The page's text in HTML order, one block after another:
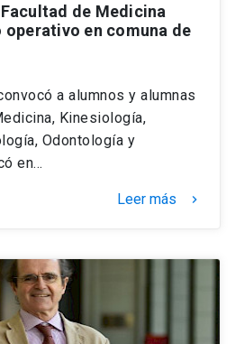
de Medicina
en comuna de
a alumnos y alumnas
Kinesiología,
Odontología y
en…
Leer más keyboard_arrow_right